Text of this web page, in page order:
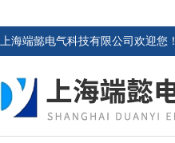
上海端懿电气科技有限公司欢迎您！